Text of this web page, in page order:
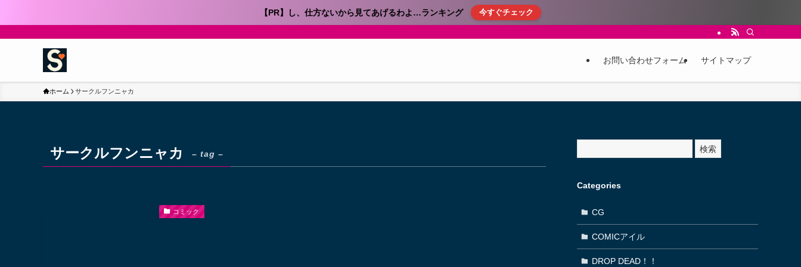
【PR】し、仕方ないから見てあげるわよ…ランキング 今すぐチェック
お問い合わせフォーム サイトマップ
ホーム サークルフンニャカ
サークルフンニャカ – tag –
コミック
イ
内
索
検索
Categories
CG
COMICアイル
DROP DEAD！！